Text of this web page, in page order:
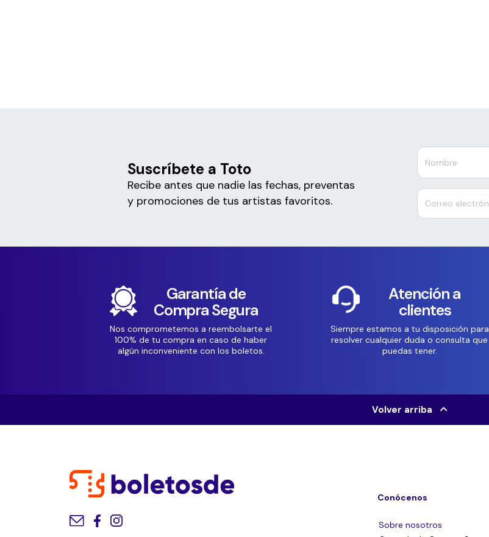
Suscríbete a Toto
Recibe antes que nadie las fechas, preventas
y promociones de tus artistas favoritos.
Garantía de
Compra Segura
Nos comprometemos a reembolsarte el
100% de tu compra en caso de haber
algún inconveniente con los boletos.
Atención a
clientes
Siempre estamos a tu disposición para
resolver cualquier duda o consulta que
puedas tener.
Volver arriba
Conócenos
Sobre nosotros